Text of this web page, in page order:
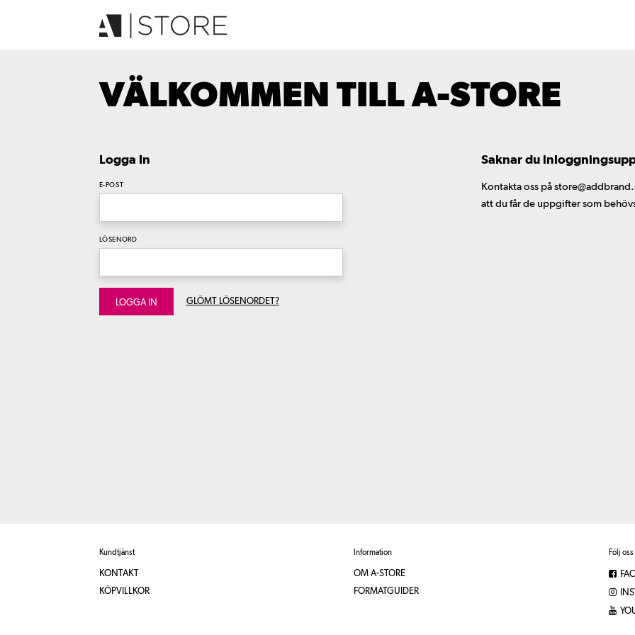
VÄLKOMMEN TILL A-STORE
Logga In
E-POST
LÖSENORD
LOGGA IN GLÖMT LÖSENORDET?
Saknar du
Kontakta oss på
att du får de uppgifter som
Kundtjänst
KONTAKT
KÖPVILLKOR
Information
OM A-STORE
FORMATGUIDER
Följ oss